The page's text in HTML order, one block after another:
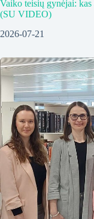
Vaiko teisių gynėjai:
(SU VIDEO)
2026-07-21